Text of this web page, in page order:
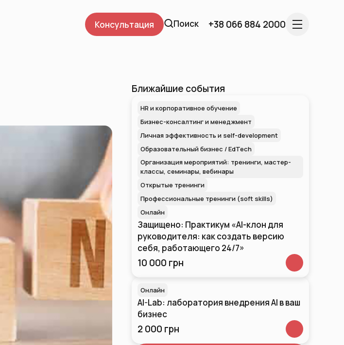
Консультация Поиск +38 066 884 2000
Ближайшие события
HR и корпоративное обучение
Бизнес-консалтинг и менеджмент
Личная эффективность и self-development
Образовательный бизнес / EdTech
Организация мероприятий: тренинги, мастер-
классы, семинары, вебинары
Открытые тренинги
Профессиональные тренинги (soft skills)
Онлайн
Защищено: Практикум «AI-клон для
руководителя: как создать версию
себя, работающего 24/7»
10 000 грн
Онлайн
AI-Lab: лаборатория внедрения AI в ваш
бизнес
2 000 грн